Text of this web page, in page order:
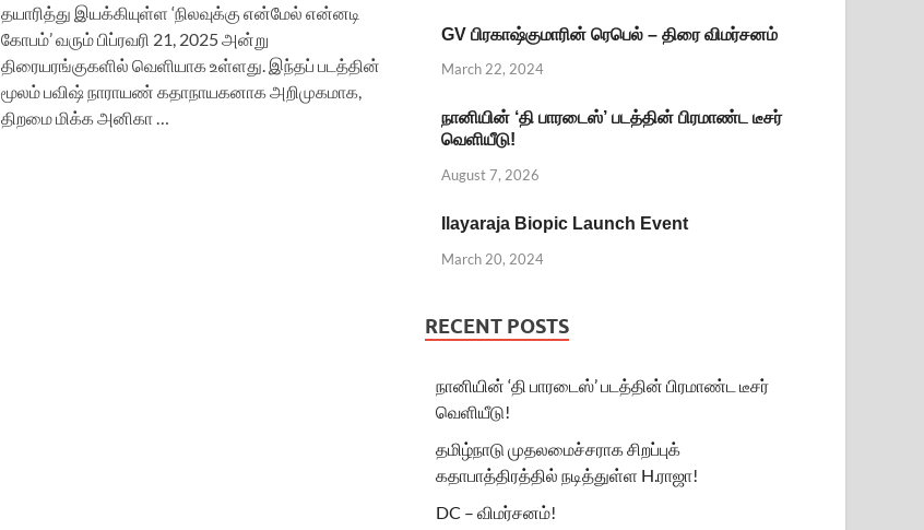
தயாரித்து இயக்கியுள்ள ‘நிலவுக்கு என்மேல் என்னடி
கோபம்’ வரும் பிப்ரவரி 21, 2025 அன்று
திரையரங்குகளில் வெளியாக உள்ளது. இந்தப் படத்தின்
மூலம் பவிஷ் நாராயண் கதாநாயகனாக அறிமுகமாக,
திறமை மிக்க அனிகா …
GV பிரகாஷ்குமாரின் ரெபெல் – திரை விமர்சனம்
March 22, 2024
நானியின் ‘தி பாரடைஸ்’ படத்தின் பிரமாண்ட டீசர்
வெளியீடு!
August 7, 2026
Ilayaraja Biopic Launch Event
March 20, 2024
RECENT POSTS
நானியின் ‘தி பாரடைஸ்’ படத்தின் பிரமாண்ட டீசர்
வெளியீடு!
தமிழ்நாடு முதலமைச்சராக சிறப்புக்
கதாபாத்திரத்தில் நடித்துள்ள H.ராஜா!
DC – விமர்சனம்!